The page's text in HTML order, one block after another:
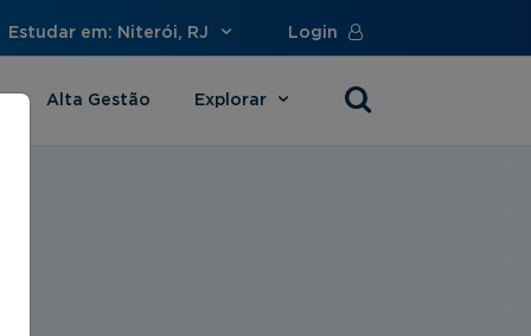
Estudar em: Niterói, RJ Login
Alta Gestão Explorar